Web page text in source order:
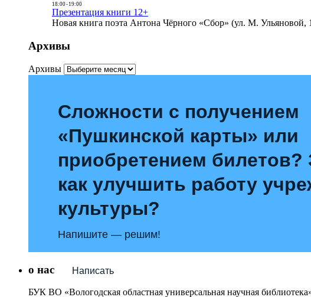
18:00- 19:00
Презентация книги 12+
Новая книга поэта Антона Чёрного «Сбор» (ул. М. Ульяновой,
Архивы
Архивы
Сложности с получением
«Пушкинской карты» или
приобретением билетов?
как улучшить работу
культуры?
Напишите — решим!
Написать
о нас
БУК ВО «Вологодская областная универсальная научная